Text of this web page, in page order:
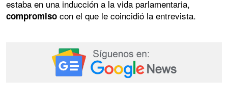
estaba en una inducción a la vida parlamentaria,
compromiso con el que le coincidió la entrevista.